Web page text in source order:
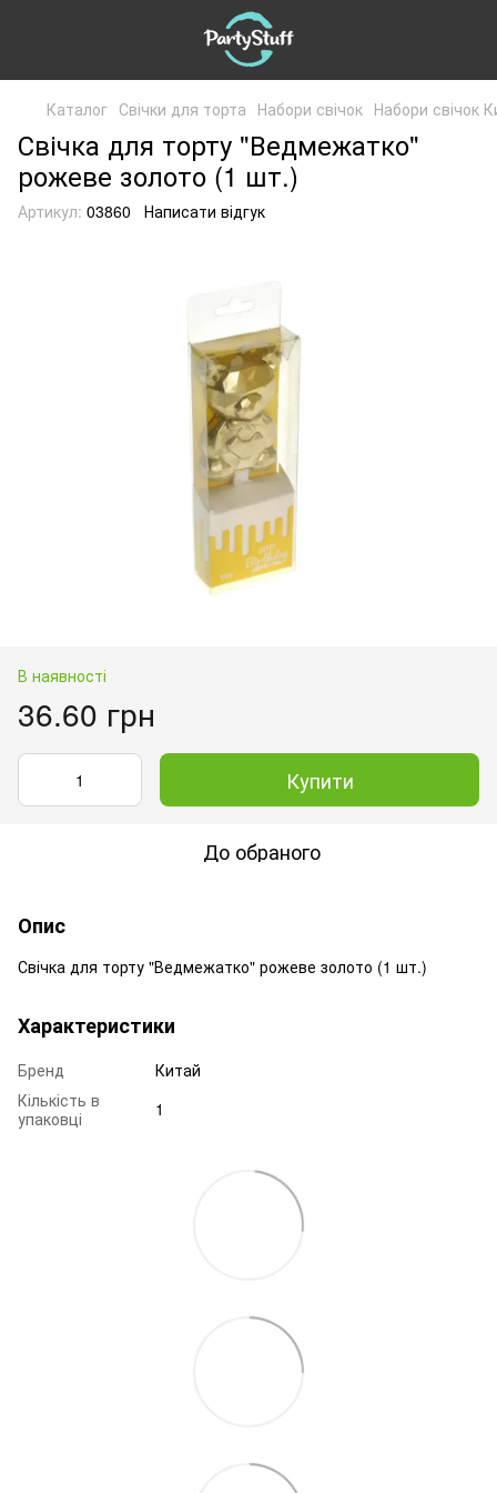
Каталог Свічки для торта Набори свічок Набори свічок
Свічка для торту "Ведмежатко"
рожеве золото (1 шт.)
Артикул: 03860 Написати відгук
В наявності
36.60 грн
Купити
До обраного
Опис
Свічка для торту "Ведмежатко" рожеве золото (1 шт.)
Характеристики
Бренд
Китай
Кількість в
упаковці
1